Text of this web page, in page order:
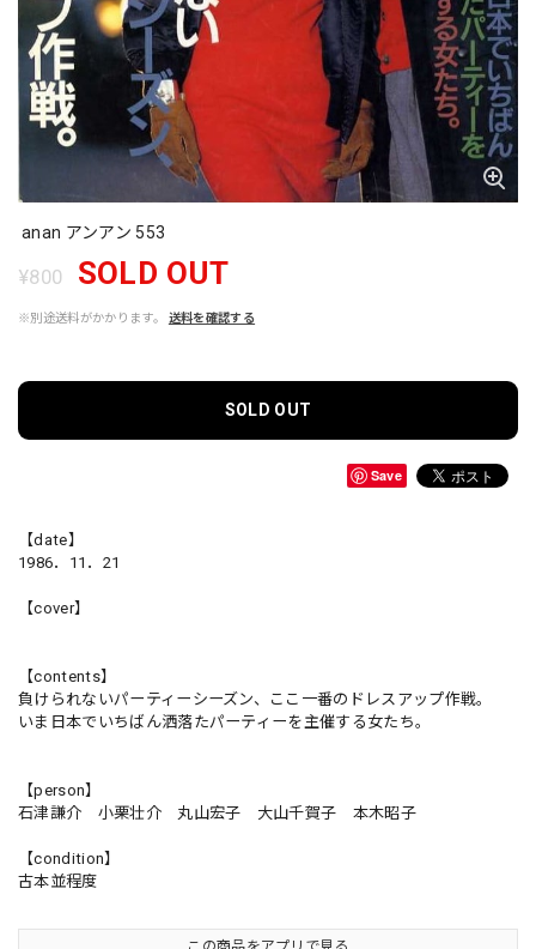
anan アンアン 553
¥800 SOLD OUT
※別途送料がかかります。 送料を確認する
SOLD OUT
Save
【date】
1986．11．21
【cover】
【contents】
負けられないパーティーシーズン、ここ一番のドレスアップ作戦。
いま日本でいちばん洒落たパーティーを主催する女たち。
【person】
石津謙介 小栗壮介 丸山宏子 大山千賀子 本木昭子
【condition】
古本並程度